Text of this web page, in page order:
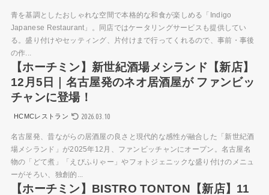
青を基調としたおしゃれな空間で本格的な和食が楽しめる「Indigo
Japanese Restaurant」。同店ではケータリングサービスも提供してい
る。盛り付けやセッティング、片付けまで行ってくれるので、事前・事後
の作...
【ホーチミン】新世紀酒場メシランド【新店】
12月5日｜名古屋発のネオ居酒屋が ファンビッ
チャンに登場！
HCMCレストラン 2026.03.10
名古屋発、昔ながらの居酒屋の良さと現代的な感性が融合した「新世紀酒
場メシランド」が2025年12月、ファンビッチャンにオープン。名古屋名
物の「どて煮」「えびふりゃー」やフォトジェニックな盛り付けのメニュ
ーがそろい、独創的...
【ホーチミン】BISTRO TONTON【新店】11